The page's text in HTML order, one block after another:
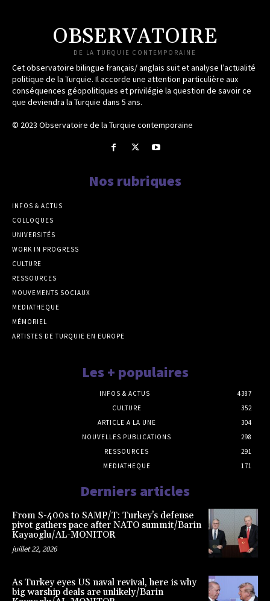
OBSERVATOIRE
DE LA TURQUIE CONTEMPORAINE
Cet observatoire bilingue français/ anglais suit et analyse l’actualité
politique de la Turquie. Il accorde une attention particulière aux
conséquences géopolitiques et privilégie la question de savoir ce
que deviendra la Turquie dans 5 ans.
© 2023 Observatoire de la Turquie contemporaine
Nos rubriques
INFOS & ACTUS
COLLOQUES
UNIVERSITÉS
WORK IN PROGRESS
CULTURE
RESSOURCES
MOUVEMENTS SOCIAUX
MEDIATHEQUE
MÉMORIEL
ARTISTES DE TURQUIE EN EUROPE
Les + populaires
INFOS & ACTUS
4387
CULTURE
352
ARTICLE A LA UNE
304
NOUVELLES PUBLICATIONS
298
RESSOURCES
291
MEDIATHEQUE
171
Derniers articles
From S-400s to SAMP/T: Turkey’s defense
pivot gathers pace after NATO summit/Barin
Kayaoglu/AL-MONITOR
juillet 22, 2026
As Turkey eyes US naval revival, here is why
big warship deals are unlikely/Barin